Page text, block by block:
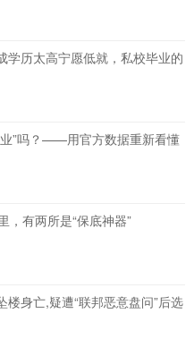
学历太高宁愿低就，私校毕业的
”吗？——用官方数据重新看懂
，有两所是“保底神器”
楼身亡,疑遭“联邦恶意盘问”后选